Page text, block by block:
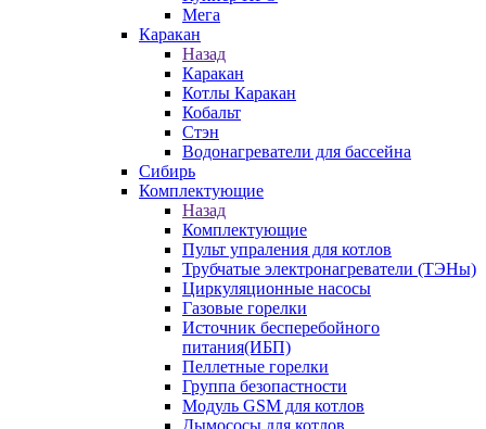
Мега
Каракан
Назад
Каракан
Котлы Каракан
Кобальт
Стэн
Водонагреватели для бассейна
Сибирь
Комплектующие
Назад
Комплектующие
Пульт упраления для котлов
Трубчатые электронагреватели (ТЭНы)
Циркуляционные насосы
Газовые горелки
Источник бесперебойного
питания(ИБП)
Пеллетные горелки
Группа безопастности
Модуль GSM для котлов
Дымососы для котлов